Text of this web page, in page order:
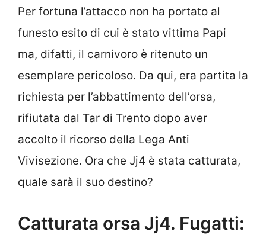
Per fortuna l’attacco non ha portato al
funesto esito di cui è stato vittima Papi
ma, difatti, il carnivoro è ritenuto un
esemplare pericoloso. Da qui, era partita la
richiesta per l’abbattimento dell’orsa,
rifiutata dal Tar di Trento dopo aver
accolto il ricorso della Lega Anti
Vivisezione. Ora che Jj4 è stata catturata,
quale sarà il suo destino?
Catturata orsa Jj4. Fugatti: